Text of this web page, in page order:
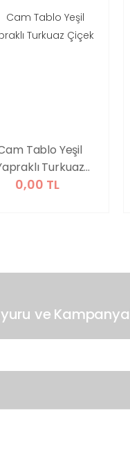
Tablo Yeşil
Turkuaz
Çiçek
0,00 TL
ve